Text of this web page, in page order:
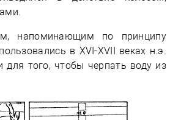
напоминающим по принципу
в XVI-XVII веках н.э.
для того, чтобы черпать воду из